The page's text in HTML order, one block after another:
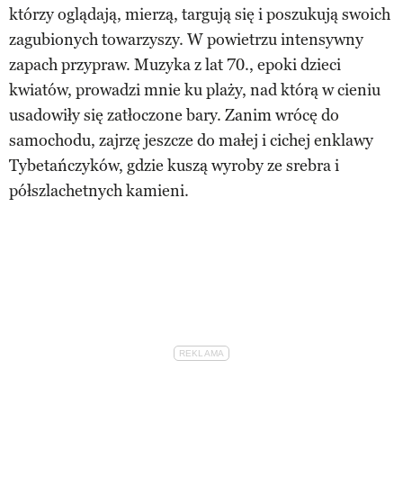
którzy oglądają, mierzą, targują się i poszukują swoich
zagubionych towarzyszy. W powietrzu intensywny
zapach przypraw. Muzyka z lat 70., epoki dzieci
kwiatów, prowadzi mnie ku plaży, nad którą w cieniu
usadowiły się zatłoczone bary. Zanim wrócę do
samochodu, zajrzę jeszcze do małej i cichej enklawy
Tybetańczyków, gdzie kuszą wyroby ze srebra i
półszlachetnych kamieni.